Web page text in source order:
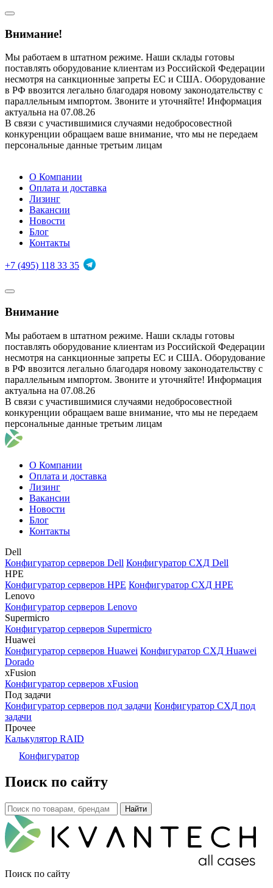
Внимание!
Мы работаем в штатном режиме. Наши склады готовы
поставлять оборудование клиентам из Российской Федерации
несмотря на санкционные запреты ЕС и США. Оборудование
в РФ ввозится легально благодаря новому законодательству с
параллельным импортом. Звоните и уточняйте! Информация
актуальна на 07.08.26
В связи с участившимися случаями недобросовестной
конкуренции обращаем ваше внимание, что мы не передаем
персональные данные третьим лицам
О Компании
Оплата и доставка
Лизинг
Вакансии
Новости
Блог
Контакты
+7 (495) 118 33 35
Внимание
Мы работаем в штатном режиме. Наши склады готовы
поставлять оборудование клиентам из Российской Федерации
несмотря на санкционные запреты ЕС и США. Оборудование
в РФ ввозится легально благодаря новому законодательству с
параллельным импортом. Звоните и уточняйте! Информация
актуальна на 07.08.26
В связи с участившимися случаями недобросовестной
конкуренции обращаем ваше внимание, что мы не передаем
персональные данные третьим лицам
О Компании
Оплата и доставка
Лизинг
Вакансии
Новости
Блог
Контакты
Dell
Конфигуратор серверов Dell Конфигуратор СХД Dell
HPE
Конфигуратор серверов HPE Конфигуратор СХД HPE
Lenovo
Конфигуратор серверов Lenovo
Supermicro
Конфигуратор серверов Supermicro
Huawei
Конфигуратор серверов Huawei Конфигуратор СХД Huawei
Dorado
xFusion
Конфигуратор серверов xFusion
Под задачи
Конфигуратор серверов под задачи Конфигуратор СХД под
задачи
Прочее
Калькулятор RAID
Конфигуратор
Поиск по сайту
Поиск по сайту